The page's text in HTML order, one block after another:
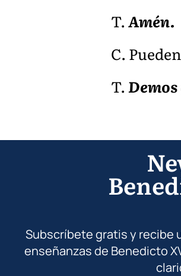
T.Amén.
C.
T.
Subscríbete gratis y recibe
enseñanzas de Benedicto